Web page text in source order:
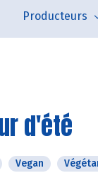
Producteurs
d'été
Vegan